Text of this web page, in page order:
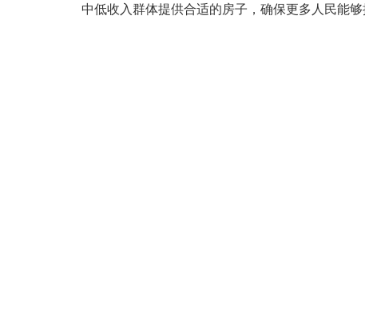
中低收入群体提供合适的房子，确保更多人民能